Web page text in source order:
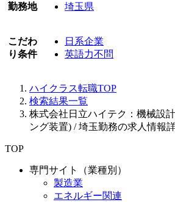
勤務地 埼玉県
こだわ
り条件
日系企業
英語力不問
ハイクラス転職TOP
検索結果一覧
株式会社日立ハイテク：機械設
ング装置) / 埼玉勤務の求人情報
TOP
専門サイト（業種別）
製造業
エネルギー関連